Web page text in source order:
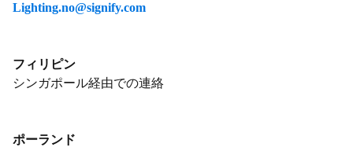
Lighting.no@signify.com
フィリピン
シンガポール経由での連絡
ポーランド